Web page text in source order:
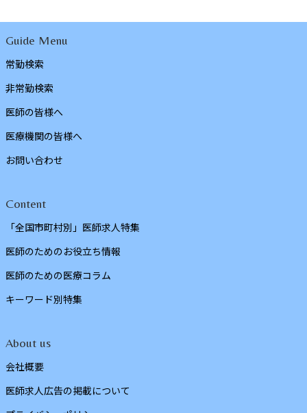
Guide Menu
常勤検索
非常勤検索
医師の皆様へ
医療機関の皆様へ
お問い合わせ
Content
「全国市町村別」医師求人特集
医師のためのお役立ち情報
医師のための医療コラム
キーワード別特集
About us
会社概要
医師求人広告の掲載について